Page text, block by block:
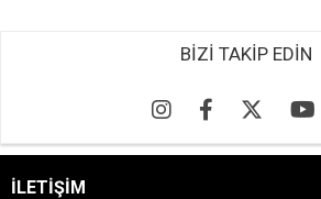
BİZİ TAKİP EDİN
İLETİŞİM